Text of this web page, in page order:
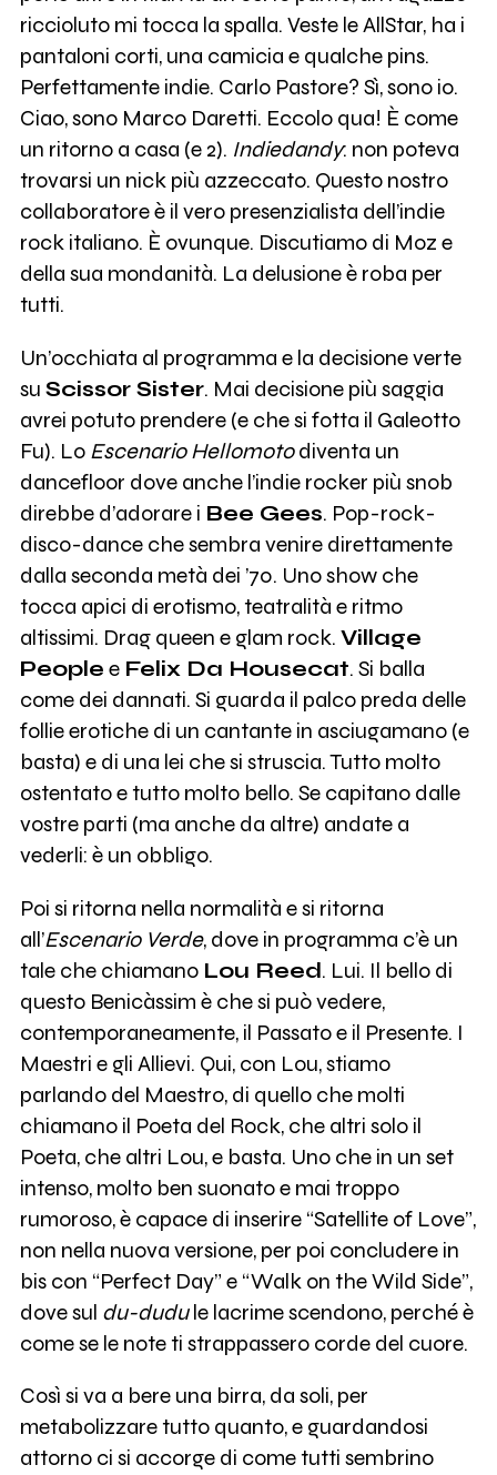
riccioluto mi tocca la spalla. Veste le AllStar, ha i
pantaloni corti, una camicia e qualche pins.
Perfettamente indie. Carlo Pastore? Sì, sono io.
Ciao, sono Marco Daretti. Eccolo qua! È come
un ritorno a casa (e 2). Indiedandy: non poteva
trovarsi un nick più azzeccato. Questo nostro
collaboratore è il vero presenzialista dell’indie
rock italiano. È ovunque. Discutiamo di Moz e
della sua mondanità. La delusione è roba per
tutti.
Un’occhiata al programma e la decisione verte
su Scissor Sister. Mai decisione più saggia
avrei potuto prendere (e che si fotta il Galeotto
Fu). Lo Escenario Hellomotodiventa un
dancefloor dove anche l’indie rocker più snob
direbbe d’adorare i Bee Gees. Pop-rock-
disco-dance che sembra venire direttamente
dalla seconda metà dei ’70. Uno show che
tocca apici di erotismo, teatralità e ritmo
altissimi. Drag queen e glam rock. Village
People e Felix Da Housecat. Si balla
come dei dannati. Si guarda il palco preda delle
follie erotiche di un cantante in asciugamano (e
basta) e di una lei che si struscia. Tutto molto
ostentato e tutto molto bello. Se capitano dalle
vostre parti (ma anche da altre) andate a
vederli: è un obbligo.
Poi si ritorna nella normalità e si ritorna
all’Escenario Verde, dove in programma c’è un
tale che chiamano Lou Reed. Lui. Il bello di
questo Benicàssim è che si può vedere,
contemporaneamente, il Passato e il Presente. I
Maestri e gli Allievi. Qui, con Lou, stiamo
parlando del Maestro, di quello che molti
chiamano il Poeta del Rock, che altri solo il
Poeta, che altri Lou, e basta. Uno che in un set
intenso, molto ben suonato e mai troppo
rumoroso, è capace di inserire “Satellite of Love”,
non nella nuova versione, per poi concludere in
bis con “Perfect Day” e “Walk on the Wild Side”,
dove sul du-dudule lacrime scendono, perché è
come se le note ti strappassero corde del cuore.
Così si va a bere una birra, da soli, per
metabolizzare tutto quanto, e guardandosi
attorno ci si accorge di come tutti sembrino